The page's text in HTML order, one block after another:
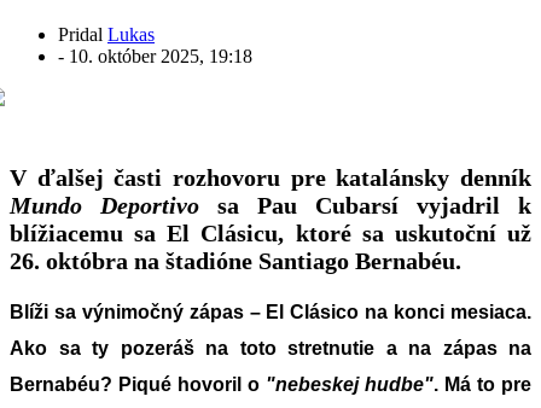
Pridal Lukas
- 10. október 2025, 19:18
V ďalšej časti rozhovoru pre katalánsky denník
Mundo Deportivo sa Pau Cubarsí vyjadril k
blížiacemu sa El Clásicu, ktoré sa uskutoční už
26. októbra na štadióne Santiago Bernabéu.
Blíži sa výnimočný zápas – El Clásico na konci mesiaca.
Ako sa ty pozeráš na toto stretnutie a na zápas na
Bernabéu? Piqué hovoril o "nebeskej hudbe". Má to pre